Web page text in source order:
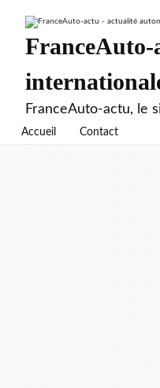
FranceAuto-
FranceAuto-actu, le
Accueil Contact